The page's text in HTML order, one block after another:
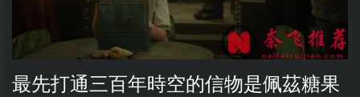
最先打通三百年時空的信物是佩茲糖果